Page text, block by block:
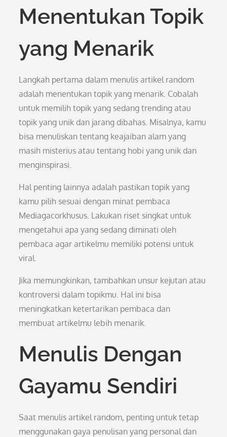
Menentukan Topik
yang Menarik
Langkah pertama dalam menulis artikel random
adalah menentukan topik yang menarik. Cobalah
untuk memilih topik yang sedang trending atau
topik yang unik dan jarang dibahas. Misalnya, kamu
bisa menuliskan tentang keajaiban alam yang
masih misterius atau tentang hobi yang unik dan
menginspirasi.
Hal penting lainnya adalah pastikan topik yang
kamu pilih sesuai dengan minat pembaca
Mediagacorkhusus. Lakukan riset singkat untuk
mengetahui apa yang sedang diminati oleh
pembaca agar artikelmu memiliki potensi untuk
viral.
Jika memungkinkan, tambahkan unsur kejutan atau
kontroversi dalam topikmu. Hal ini bisa
meningkatkan ketertarikan pembaca dan
membuat artikelmu lebih menarik.
Menulis Dengan
Gayamu Sendiri
Saat menulis artikel random, penting untuk tetap
menggunakan gaya penulisan yang personal dan